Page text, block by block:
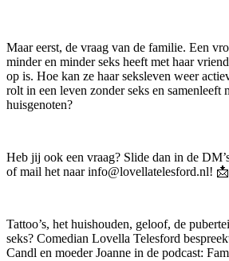
Maar eerst, de vraag van de familie. Een
minder en minder seks heeft met haar
op is. Hoe kan ze haar seksleven weer
rolt in een leven zonder seks en samenleeft
huisgenoten?
Heb jij ook een vraag? Slide dan in de
of mail het naar info@lovellatelesford.nl! 📩
Tattoo’s, het huishouden, geloof, de
seks? Comedian Lovella Telesford
Candl en moeder Joanne in de podcast: